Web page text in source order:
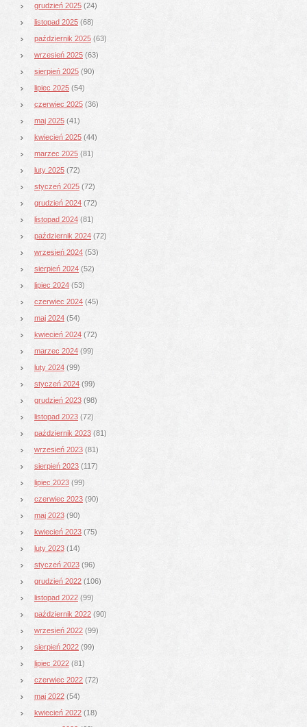
grudzień 2025 (24)
listopad 2025 (68)
październik 2025 (63)
wrzesień 2025 (63)
sierpień 2025 (90)
lipiec 2025 (54)
czerwiec 2025 (36)
maj 2025 (41)
kwiecień 2025 (44)
marzec 2025 (81)
luty 2025 (72)
styczeń 2025 (72)
grudzień 2024 (72)
listopad 2024 (81)
październik 2024 (72)
wrzesień 2024 (53)
sierpień 2024 (52)
lipiec 2024 (53)
czerwiec 2024 (45)
maj 2024 (54)
kwiecień 2024 (72)
marzec 2024 (99)
luty 2024 (99)
styczeń 2024 (99)
grudzień 2023 (98)
listopad 2023 (72)
październik 2023 (81)
wrzesień 2023 (81)
sierpień 2023 (117)
lipiec 2023 (99)
czerwiec 2023 (90)
maj 2023 (90)
kwiecień 2023 (75)
luty 2023 (14)
styczeń 2023 (96)
grudzień 2022 (106)
listopad 2022 (99)
październik 2022 (90)
wrzesień 2022 (99)
sierpień 2022 (99)
lipiec 2022 (81)
czerwiec 2022 (72)
maj 2022 (54)
kwiecień 2022 (18)